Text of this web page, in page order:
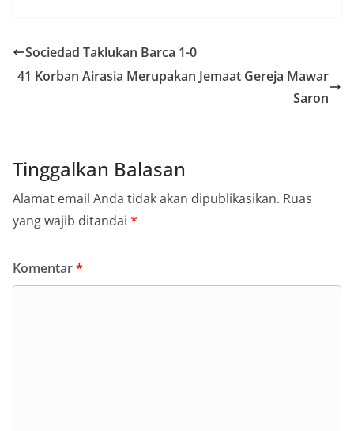
Sociedad Taklukan Barca 1-0
41 Korban Airasia Merupakan Jemaat Gereja Mawar
Saron
Tinggalkan Balasan
Alamat email Anda tidak akan dipublikasikan. Ruas
yang wajib ditandai *
Komentar*